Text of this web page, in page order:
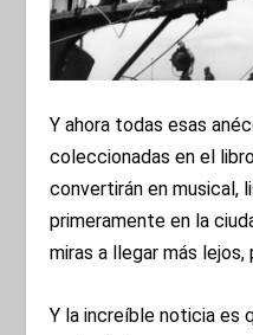
Y ahora todas esas
coleccionadas en el
convertirán en musical,
primeramente en la
miras a llegar más lejos,
Y la increíble noticia es